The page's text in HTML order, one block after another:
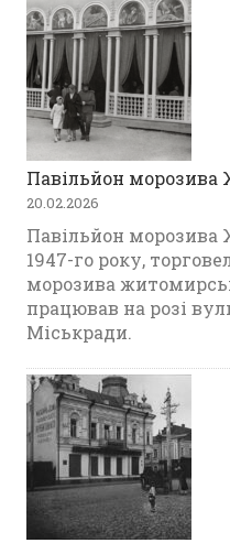
Павільйон морозива
20.02.2026
Павільйон
1947-го року,
морозива
працював на розі
Міськради.